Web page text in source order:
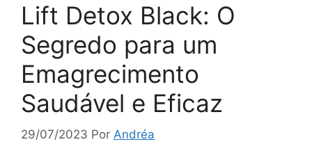
Lift Detox Black: O
Segredo para um
Emagrecimento
Saudável e Eficaz
29/07/2023 Por Andréa